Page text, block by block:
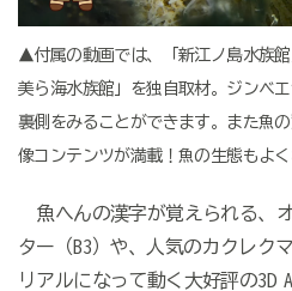
▲付属の動画では、「新江ノ島水族
美ら海水族館」を独自取材。ジンベ
裏側をみることができます。また魚
像コンテンツが満載！魚の生態もよく
魚へんの漢字が覚えられる、
ター（B3）や、人気のカクレク
リアルになって動く大好評の3D